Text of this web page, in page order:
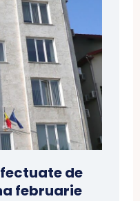
de
februarie